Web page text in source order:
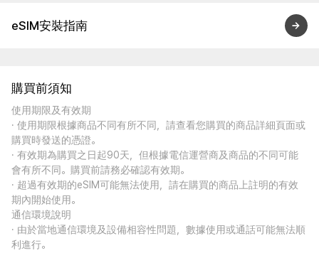
eSIM安裝指南
購買前須知
使用期限及有效期
· 使用期限根據商品不同有所不同，請查看您購買的商品詳細頁面或
購買時發送的憑證。
· 有效期為購買之日起90天，但根據電信運營商及商品的不同可能
會有所不同。購買前請務必確認有效期。
· 超過有效期的eSIM可能無法使用，請在購買的商品上註明的有效
期內開始使用。
通信環境說明
· 由於當地通信環境及設備相容性問題，數據使用或通話可能無法順
利進行。